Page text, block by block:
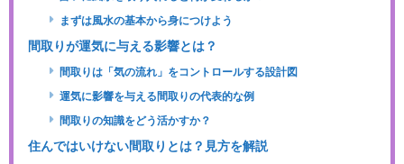
まずは風水の基本から身につけよう
間取りが運気に与える影響とは？
間取りは「気の流れ」をコントロールする設計図
運気に影響を与える間取りの代表的な例
間取りの知識をどう活かすか？
住んではいけない間取りとは？見方を解説